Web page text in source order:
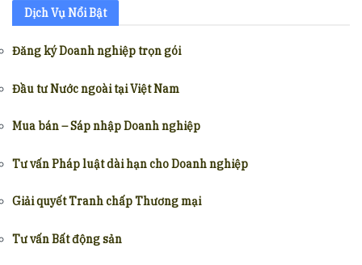
Dịch Vụ Nổi Bật
Đăng ký Doanh nghiệp trọn gói
Đầu tư Nước ngoài tại Việt Nam
Mua bán – Sáp nhập Doanh nghiệp
Tư vấn Pháp luật dài hạn cho Doanh nghiệp
Giải quyết Tranh chấp Thương mại
Tư vấn Bất động sản